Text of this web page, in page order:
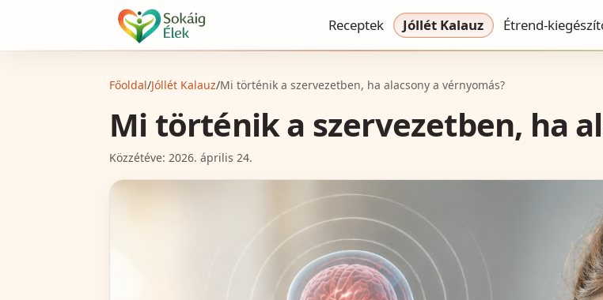
Receptek Jóllét Kalauz Étrend-
Főoldal/Jóllét Kalauz/Mi történik a szervezetben, ha alacsony a vérnyomás?
Mi történik a szervezetben, ha
Közzétéve: 2026. április 24.